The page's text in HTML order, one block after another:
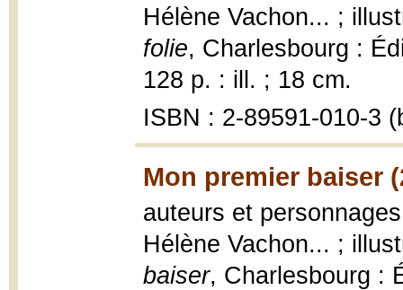
Hélène Vachon... ;
folie, Charlesbourg :
128 p. : ill. ; 18 cm.
ISBN : 2-89591-010-3
Mon premier baiser
auteurs et
Hélène Vachon... ;
baiser, Charlesbourg :